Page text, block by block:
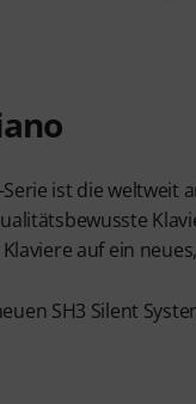
Serie ist die
auf ein
SH3 Silent